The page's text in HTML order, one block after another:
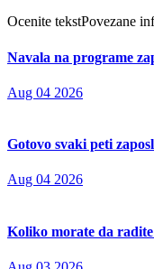
Ocenite tekstPovezane
Navala na programe
Aug 04 2026
Gotovo svaki peti
Aug 04 2026
Koliko morate da